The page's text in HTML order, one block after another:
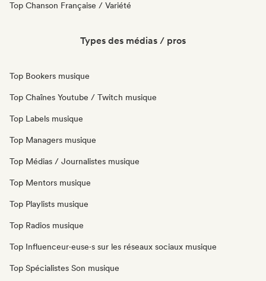
Top Chanson Française / Variété
Types des médias / pros
Top Bookers musique
Top Chaînes Youtube / Twitch musique
Top Labels musique
Top Managers musique
Top Médias / Journalistes musique
Top Mentors musique
Top Playlists musique
Top Radios musique
Top Influenceur·euse·s sur les réseaux sociaux musique
Top Spécialistes Son musique